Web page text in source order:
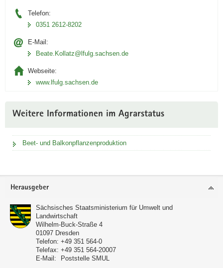
Telefon:
0351 2612-8202
E-Mail:
Beate.Kollatz@lfulg.sachsen.de
Webseite:
www.lfulg.sachsen.de
Weitere Informationen im Agrarstatus
Beet- und Balkonpflanzenproduktion
Footer-
Herausgeber
Sächsisches Staatsministerium für Umwelt und
Landwirtschaft
Wilhelm-Buck-Straße 4
01097 Dresden
Telefon: +49 351 564-0
Telefax: +49 351 564-20007
E-Mail:
Poststelle SMUL